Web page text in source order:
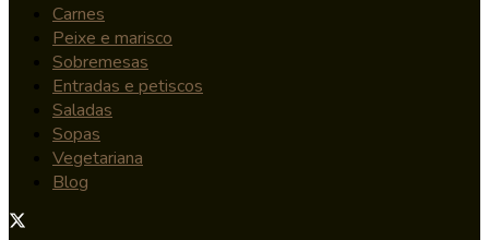
Carnes
Peixe e marisco
Sobremesas
Entradas e petiscos
Saladas
Sopas
Vegetariana
Blog